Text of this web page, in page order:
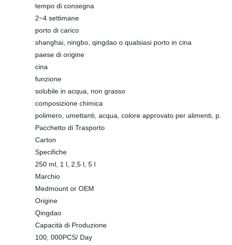
tempo di consegna
2~4 settimane
porto di carico
shanghai, ningbo, qingdao o qualsiasi porto in cina
paese di origine
cina
funzione
solubile in acqua, non grasso
composizione chimica
polimero, umettanti, acqua, colore approvato per alimenti, p.
Pacchetto di Trasporto
Carton
Specifiche
250 ml, 1 l, 2,5 l, 5 l
Marchio
Medmount or OEM
Origine
Qingdao
Capacità di Produzione
100, 000PCS/ Day